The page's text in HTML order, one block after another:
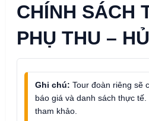
CHÍNH SÁCH
PHỤ THU –
Ghi chú: Tour đoàn riêng sẽ
báo giá và danh sách thực
tham khảo.